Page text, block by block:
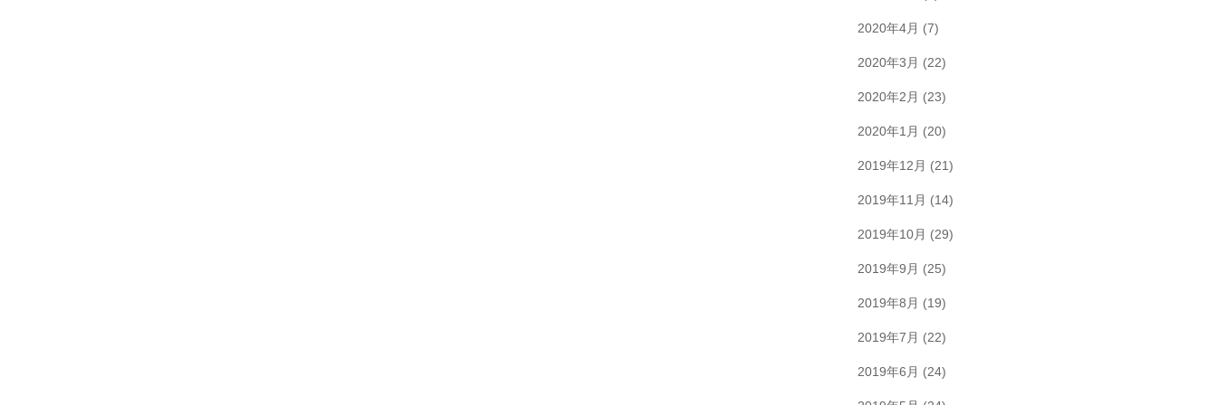
2020年4月 (7)
2020年3月 (22)
2020年2月 (23)
2020年1月 (20)
2019年12月 (21)
2019年11月 (14)
2019年10月 (29)
2019年9月 (25)
2019年8月 (19)
2019年7月 (22)
2019年6月 (24)